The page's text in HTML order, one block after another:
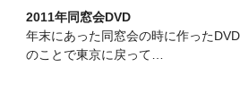
2011年同窓会DVD
年末にあった同窓会の時に作った
のことで東京に戻って…